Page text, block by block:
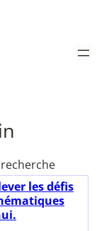
les défis